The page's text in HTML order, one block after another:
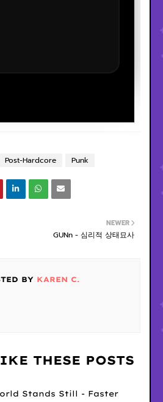
Post-Hardcore Punk
NEWER
GUNn - 심리적 상태묘사
BY KAREN C.
THESE POSTS
Stands Still - Faster